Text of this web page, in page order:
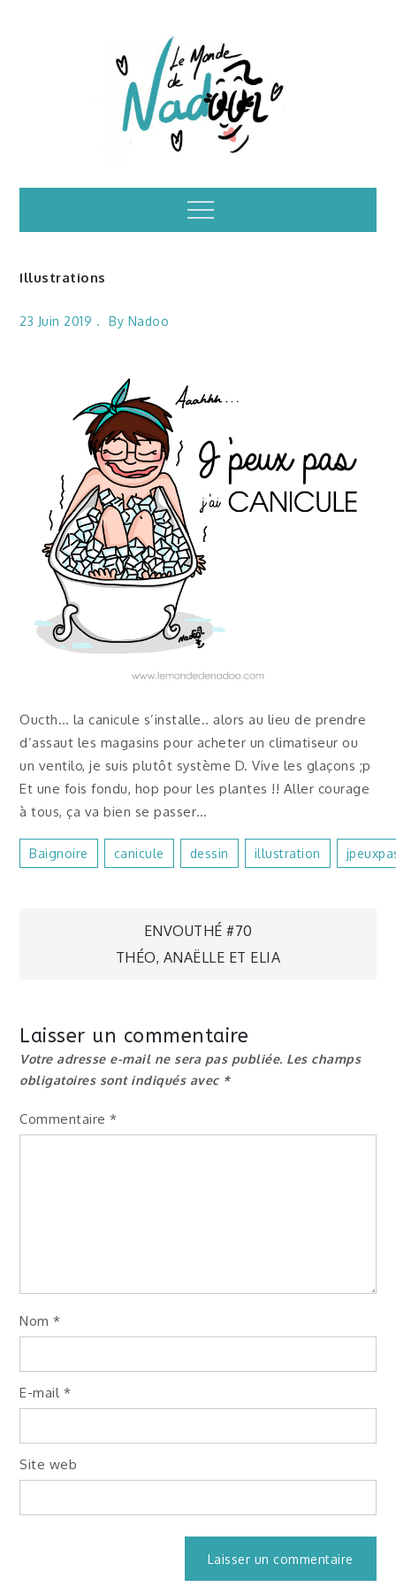
Illustrations – le
monde de Nadoo
Menu
Illustrations
23 Juin 2019 By Nadoo
Oucth… la canicule s’installe.. alors au lieu de prendre
d’assaut les magasins pour acheter un climatiseur ou
un ventilo, je suis plutôt système D. Vive les glaçons ;p
Et une fois fondu, hop pour les plantes !! Aller courage
à tous, ça va bien se passer…
Baignoire Canicule Dessin Illustration
Navigation
l’article
ENVOUTHÉ #70
THÉO, ANAËLLE ET ELIA
Laisser un commentaire
Votre adresse e-mail ne sera pas publiée. Les champs
obligatoires sont indiqués avec *
Commentaire*
Nom*
E-mail *
Site web